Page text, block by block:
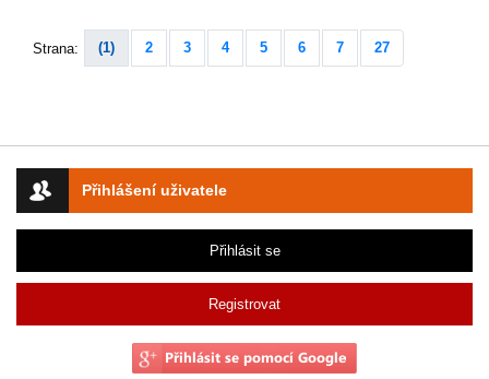
Přihlášení uživatele
Přihlásit se
Registrovat
Strana: (1) 2 3 4 5 6 7 27